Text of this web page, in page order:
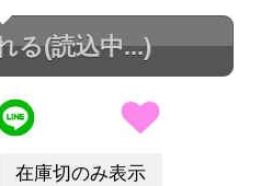
る(読込中...)
在庫切のみ表示